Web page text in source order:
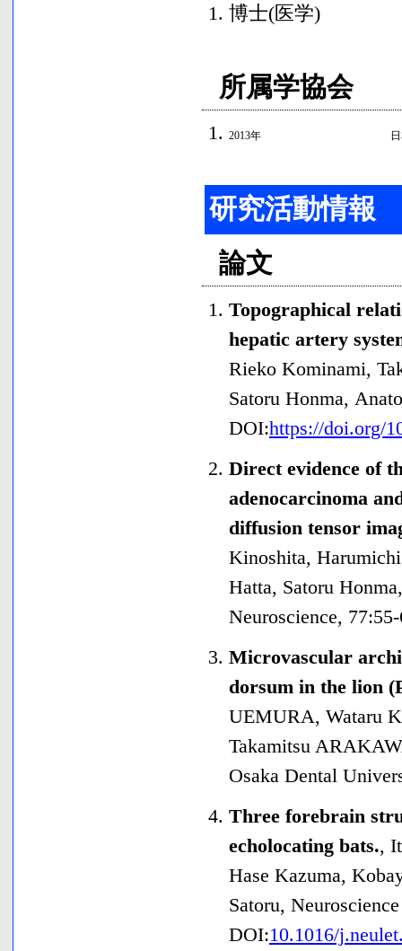
博士(医学)
所属学協会
2013年
研究活動情報
論文
Topographical
hepatic artery
Rieko Kominami,
Satoru Honma,
DOI:https://doi.org/
Direct evidence of
adenocarcinoma
diffusion tensor
Kinoshita,
Hatta, Satoru
Neuroscience, 77:55
Microvascular
dorsum in the lion
UEMURA, Wataru
Takamitsu
Osaka Dental
Three forebrain
echolocating bats.,
Hase Kazuma,
Satoru,
DOI:10.1016/